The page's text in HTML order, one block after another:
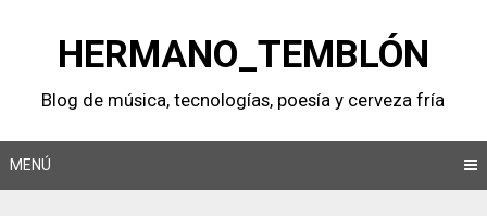
contenidoHERMANO_TEMBLÓN
Blog de música, tecnologí­as, poesí­a y cerveza frí­a
MENÚ